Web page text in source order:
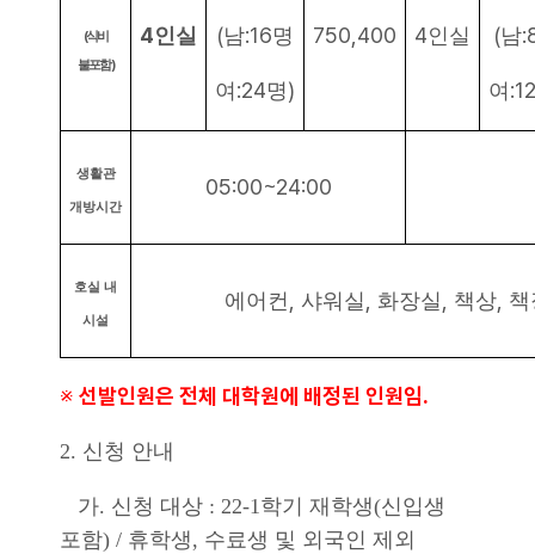
(식비
불포함)
4인실 (남:16명
여 :24명)
750,400 4인실 (남
여 :12
생활관
개방시간
05:00~24:00
호실 내
시설
에어컨 샤워실 화장실 책상 책
※ 선발인원은 전체 대학원에 배정된 인원임.
2. 신청 안내
가. 신청 대상 : 22-1학기 재학생(신입생
포함) / 휴학생, 수료생 및 외국인 제외